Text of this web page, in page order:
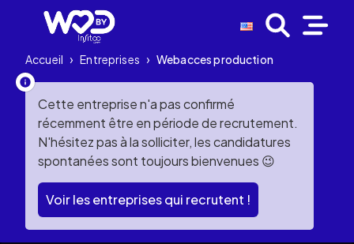
Accueil › Entreprises › Webacces production
Cette entreprise n'a pas confirmé
récemment être en période de recrutement.
N'hésitez pas à la solliciter, les candidatures
spontanées sont toujours bienvenues 😉
Voir les entreprises qui recrutent !